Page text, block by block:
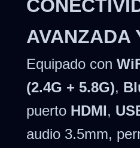
AVANZADA
Equipado con
(2.4G + 5.8G),
puerto HDMI,
audio 3.5mm,